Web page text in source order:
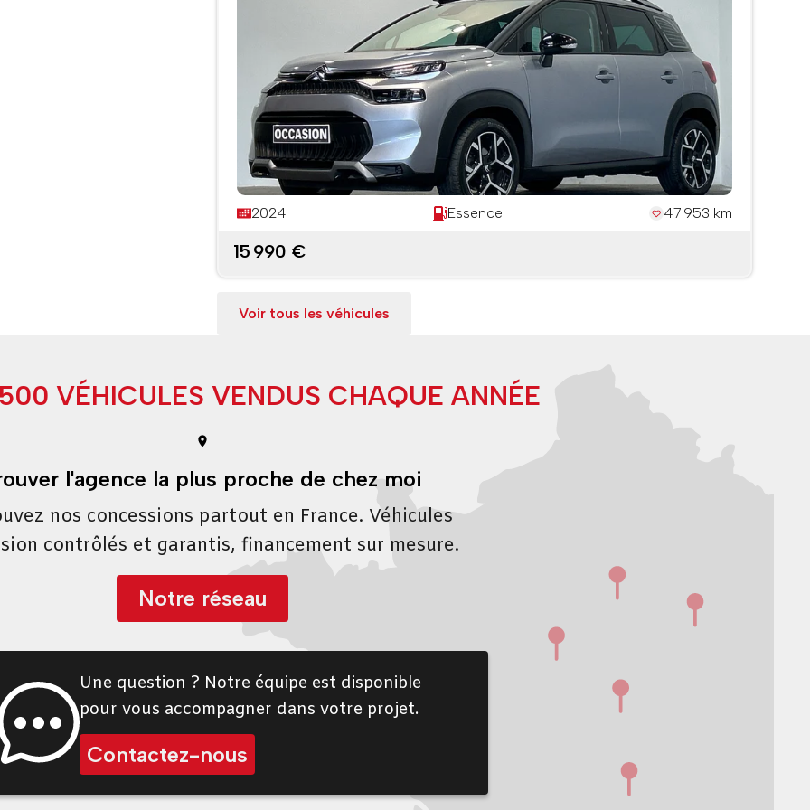
2024 Essence 47 953 km
15 990 €
Voir tous les véhicules
VÉHICULES VENDUS CHAQUE ANNÉE
l'agence la plus proche de chez moi
nos concessions partout en France. Véhicules
contrôlés et garantis, financement sur mesure.
Notre réseau
Une question ? Notre équipe est disponible
pour vous accompagner dans votre projet.
Contactez-nous